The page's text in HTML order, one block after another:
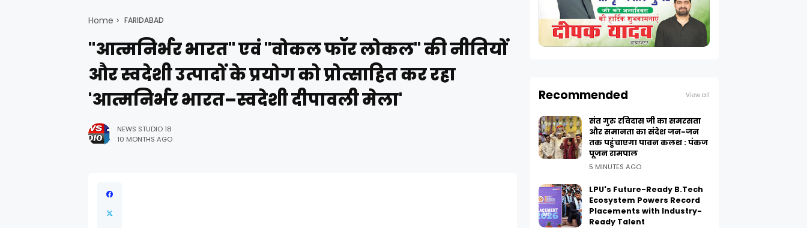
Home FARIDABAD
"आत्मनिर्भर भारत" एवं "वोकल फॉर लोकल" की नीतियों
और स्वदेशी उत्पादों के प्रयोग को प्रोत्साहित कर रहा
'आत्मनिर्भर भारत–स्वदेशी दीपावली मेला'
NEWS STUDIO 18
10 MONTHS AGO
Recommended View all
संत गुरु रविदास जी का समरसता
और समानता का संदेश जन-जन
तक पहुंचाएगा पावन कलश : पंकज
पूजन रामपाल
5 MINUTES AGO
LPU's Future-Ready B.Tech
Ecosystem Powers Record
Placements with Industry-
Ready Talent